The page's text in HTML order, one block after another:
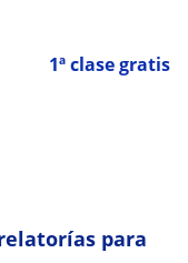
1ª clase gratis
para